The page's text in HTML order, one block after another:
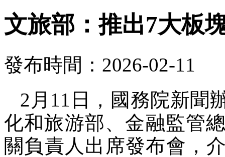
文旅部：推出7大板
發布時間：2026-02-11
2月11日，國務院新聞
化和旅游部、金融監管
關負責人出席發布會，